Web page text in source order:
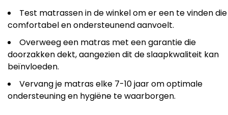
Test matrassen in de winkel om er een te vinden die
comfortabel en ondersteunend aanvoelt.
Overweeg een matras met een garantie die
doorzakken dekt, aangezien dit de slaapkwaliteit kan
beïnvloeden.
Vervang je matras elke 7-10 jaar om optimale
ondersteuning en hygiëne te waarborgen.